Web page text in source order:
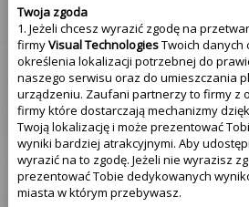
Twoja zgoda
1. Jeżeli chcesz wyrazić zgodę na
firmyVisual TechnologiesTwoich danych
określenia lokalizacji potrzebnej do
naszego serwisu oraz do umieszczania
urządzeniu. Zaufani partnerzy to firmy z
firmy które dostarczają mechanizmy
Twoją lokalizację i może prezentować
wyniki bardziej atrakcyjnymi. Aby
wyrazić na to zgodę. Jeżeli nie wyrazisz
prezentować Tobie dedykowanych
miasta w którym przebywasz.
preferowany kontakt : 8 - 16
661-247-291
preferowany kontakt : 8 - 16
Stargard
Os. Zachód
Zobacz szczegóły
Krystian Graba